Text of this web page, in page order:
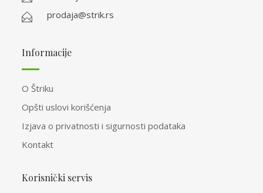
prodaja@strik.rs
Informacije
O Štriku
Opšti uslovi korišćenja
Izjava o privatnosti i sigurnosti podataka
Kontakt
Korisnički servis